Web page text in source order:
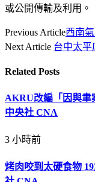
或公開傳輸及利用。
Previous Article西南
Next Article 台中太
Related Posts
AKRU改編「因與
中央社 CNA
3 小時前
烤肉咬到太硬食物